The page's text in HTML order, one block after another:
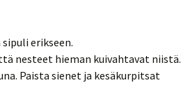
erikseen.
nesteet hieman kuivahtavat niistä.
Paista sienet ja kesäkurpitsat